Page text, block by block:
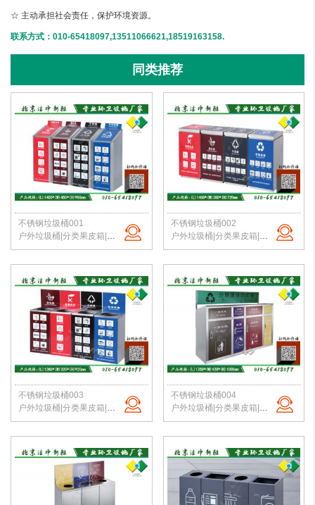
☆ 主动承担社会责任，保护环境资源。
联系方式：010-65418097,13511066621,18519163158.
同类推荐
不锈钢垃圾桶001
户外垃圾桶|分类果皮箱|金属果皮箱|公园垃圾桶|不锈钢垃圾桶|北京洁净新雅
不锈钢垃圾桶002
户外垃圾桶|分类果皮箱|金属果皮箱|公园垃圾桶|不锈钢垃圾桶|北京洁净新雅
不锈钢垃圾桶003
户外垃圾桶|分类果皮箱|金属果皮箱|公园垃圾桶|不锈钢垃圾桶|北京洁净新雅
不锈钢垃圾桶004
户外垃圾桶|分类果皮箱|金属果皮箱|公园垃圾桶|不锈钢垃圾桶|北京洁净新雅